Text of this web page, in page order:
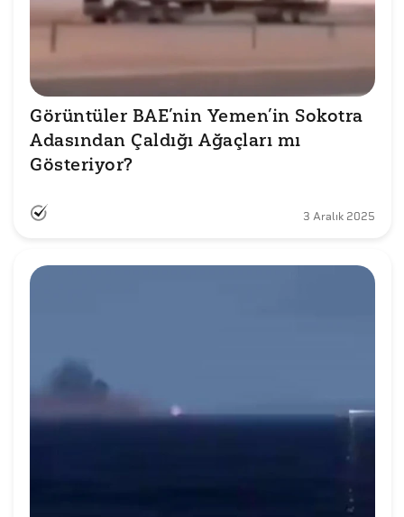
Görüntüler BAE’nin Yemen’in Sokotra
Adasından Çaldığı Ağaçları mı
Gösteriyor?
3 Aralık 2025